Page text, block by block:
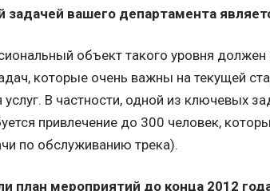
задачей вашего департамента
объект такого уровня
которые очень важны на текущей
услуг. В частности, одной из ключевых
привлечение до 300 человек,
по обслуживанию трека).
план мероприятий до конца 2012